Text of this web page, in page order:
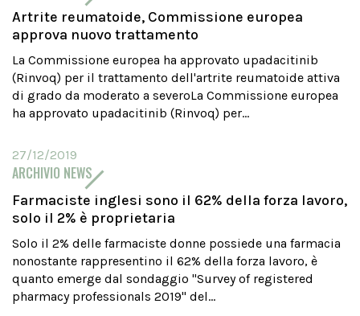
Artrite reumatoide, Commissione europea
approva nuovo trattamento
La Commissione europea ha approvato upadacitinib
(Rinvoq) per il trattamento dell'artrite reumatoide attiva
di grado da moderato a severoLa Commissione europea
ha approvato upadacitinib (Rinvoq) per...
27/12/2019
ARCHIVIO NEWS
Farmaciste inglesi sono il 62% della forza lavoro,
solo il 2% è proprietaria
Solo il 2% delle farmaciste donne possiede una farmacia
nonostante rappresentino il 62% della forza lavoro, è
quanto emerge dal sondaggio "Survey of registered
pharmacy professionals 2019" del...